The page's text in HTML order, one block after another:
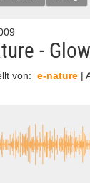
- Glow
von: e-nature |